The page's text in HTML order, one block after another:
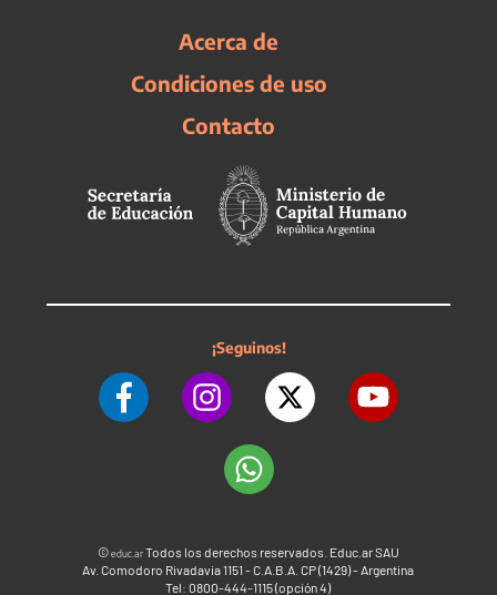
Acerca de
Condiciones de uso
Contacto
¡Seguinos!
©educ.arTodos los derechos reservados. Educ.ar SAU
Av. Comodoro Rivadavia 1151 - C.A.B.A. CP (1429) - Argentina
Tel: 0800-444-1115 (opción 4)